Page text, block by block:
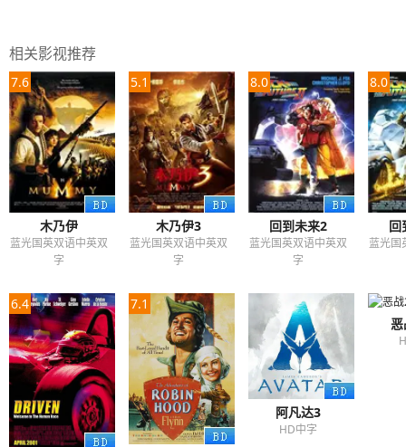
相关影视推荐
7.6
木乃伊
蓝光国英双语中英双
字
5.1
木乃伊3
蓝光国英双语中英双
字
8.0
回到未来2
蓝光国英双语中英双
字
8.0
回
蓝光国
6.4 7.1
阿凡达3
HD中字